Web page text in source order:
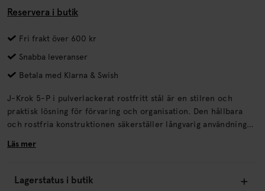
Reservera i butik
Fri frakt över 600 kr
Snabba leveranser
Betala med Klarna & Swish
J-Krok 5-P i pulverlackerat rostfritt stål är en stilren och
praktisk lösning för förvaring och organisation. Den hållbara
och rostfria konstruktionen säkerställer långvarig användning
på kontoret. J-krokar kan enkelt integreras i ditt befintliga
maximera både funktion och stil i din inredning.
Läs mer
Lagerstatus i butik